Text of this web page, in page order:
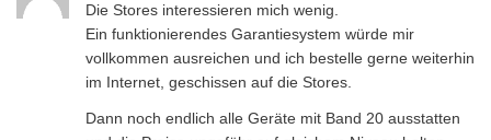
Die Stores interessieren mich wenig.
Ein funktionierendes Garantiesystem würde mir
vollkommen ausreichen und ich bestelle gerne weiterhin
im Internet, geschissen auf die Stores.
Dann noch endlich alle Geräte mit Band 20 ausstatten